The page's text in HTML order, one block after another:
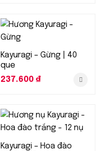
Kayuragi – Gừng | 40
que
237.600 ₫
Kayuragi – Hoa đào